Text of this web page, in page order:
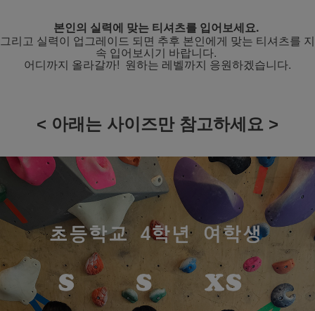
본인의 실력에 맞는 티셔츠를 입어보세요.
그리고 실력이 업그레이드 되면 추후 본인에게 맞는 티셔츠를 지
속 입어보시기 바랍니다.
어디까지 올라갈까! 원하는 레벨까지 응원하겠습니다.
< 아래는 사이즈만 참고하세요 >